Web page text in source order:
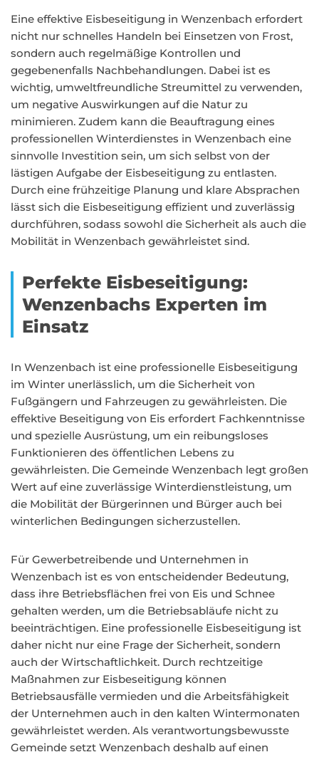
Eine effektive Eisbeseitigung in Wenzenbach erfordert
nicht nur schnelles Handeln bei Einsetzen von Frost,
sondern auch regelmäßige Kontrollen und
gegebenenfalls Nachbehandlungen. Dabei ist es
wichtig, umweltfreundliche Streumittel zu verwenden,
um negative Auswirkungen auf die Natur zu
minimieren. Zudem kann die Beauftragung eines
professionellen Winterdienstes in Wenzenbach eine
sinnvolle Investition sein, um sich selbst von der
lästigen Aufgabe der Eisbeseitigung zu entlasten.
Durch eine frühzeitige Planung und klare Absprachen
lässt sich die Eisbeseitigung effizient und zuverlässig
durchführen, sodass sowohl die Sicherheit als auch die
Mobilität in Wenzenbach gewährleistet sind.
Perfekte Eisbeseitigung:
Wenzenbachs Experten im
Einsatz
In Wenzenbach ist eine professionelle Eisbeseitigung
im Winter unerlässlich, um die Sicherheit von
Fußgängern und Fahrzeugen zu gewährleisten. Die
effektive Beseitigung von Eis erfordert Fachkenntnisse
und spezielle Ausrüstung, um ein reibungsloses
Funktionieren des öffentlichen Lebens zu
gewährleisten. Die Gemeinde Wenzenbach legt großen
Wert auf eine zuverlässige Winterdienstleistung, um
die Mobilität der Bürgerinnen und Bürger auch bei
winterlichen Bedingungen sicherzustellen.
Für Gewerbetreibende und Unternehmen in
Wenzenbach ist es von entscheidender Bedeutung,
dass ihre Betriebsflächen frei von Eis und Schnee
gehalten werden, um die Betriebsabläufe nicht zu
beeinträchtigen. Eine professionelle Eisbeseitigung ist
daher nicht nur eine Frage der Sicherheit, sondern
auch der Wirtschaftlichkeit. Durch rechtzeitige
Maßnahmen zur Eisbeseitigung können
Betriebsausfälle vermieden und die Arbeitsfähigkeit
der Unternehmen auch in den kalten Wintermonaten
gewährleistet werden. Als verantwortungsbewusste
Gemeinde setzt Wenzenbach deshalb auf einen